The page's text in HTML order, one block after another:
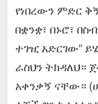
የነበረውን ምድር
በቋንቋ፣ በኑሮ፣
ተገዢ አድርገው”
ራስህን ትክዳለህ።
አቀንቃኝ ናቸው።